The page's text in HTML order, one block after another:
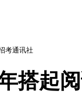
考通讯社
搭起